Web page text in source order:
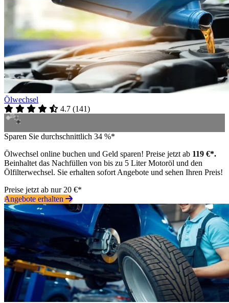
Ölwechsel
4.7 (141)
Sparen Sie durchschnittlich 34 %*
Ölwechsel online buchen und Geld sparen! Preise jetzt ab 119 €*.
Beinhaltet das Nachfüllen von bis zu 5 Liter Motoröl und den
Ölfilterwechsel. Sie erhalten sofort Angebote und sehen Ihren Preis!
Preise jetzt ab nur 20 €*
Angebote erhalten